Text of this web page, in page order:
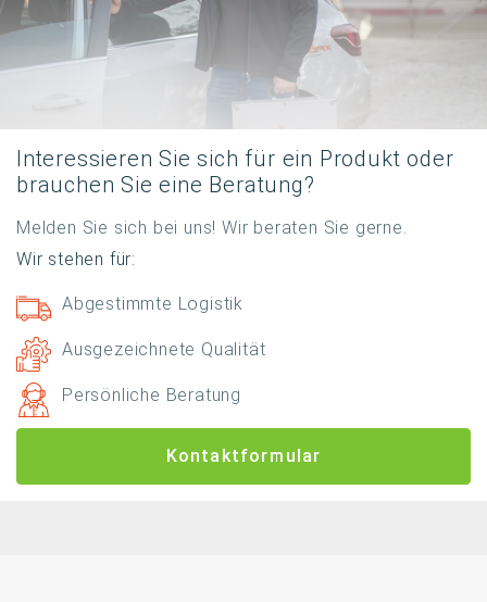
Interessieren Sie sich für ein Produkt oder
brauchen Sie eine Beratung?
Melden Sie sich bei uns! Wir beraten Sie gerne.
Wir stehen für:
Abgestimmte Logistik
Ausgezeichnete Qualität
Persönliche Beratung
Kontaktformular